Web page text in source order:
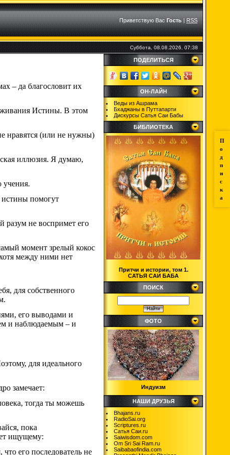
Приветствую Вас Гость|RSS
Суббота, 08.08.2026, 07:38
П
о
д
п
и
с
к
а
– да благословит их
Истины. В этом
нравятся (или не нужны)
иллюзия. Я думаю,
учения.
истины помогут
разум не воспримет его
момент зрелый кокос
между ними нет
для собственного
его выводами и
и наблюдаемым – и
для идеального
замечает:
тогда ты можешь
пока
ищущему:
его последователь не
ПОДЕЛИТЬСЯ
ОН-ЛАЙН
Веды из Ашрама
Бхаджаны в Путтапарти
Дискурсы Сатья Саи Бабы
БИБЛИОТЕКА
Притчи и истории, том 1.
САТЬЯ САИ БАБА
ПОИСК
ФОТО
Индуизм
НАШИ ДРУЗЬЯ
Bhajans.ru
RadioSai.org
Scriptures.ru
Сатья Саи.ru
Saiwisdom.com
Om Sri Sai Ram.ru
Saibabaofindia.com